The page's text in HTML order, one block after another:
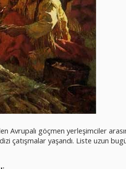
Avrupalı göçmen yerleşimciler
dizi çatışmalar yaşandı. Liste uzun